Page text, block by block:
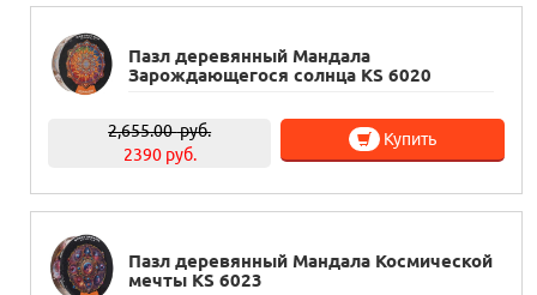
Пазл деревянный Мандала
Зарождающегося солнца KS 6020
2,655.00руб.
2390 руб.
Купить
Пазл деревянный Мандала Космической
мечты KS 6023